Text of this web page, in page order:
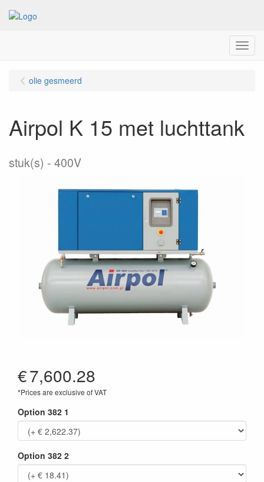
Menu
olie gesmeerd
Airpol K 15 met luchttank
stuk(s) 400V
€7,600.28
*Prices are exclusive of VAT
Option 382 1
Option 382 2